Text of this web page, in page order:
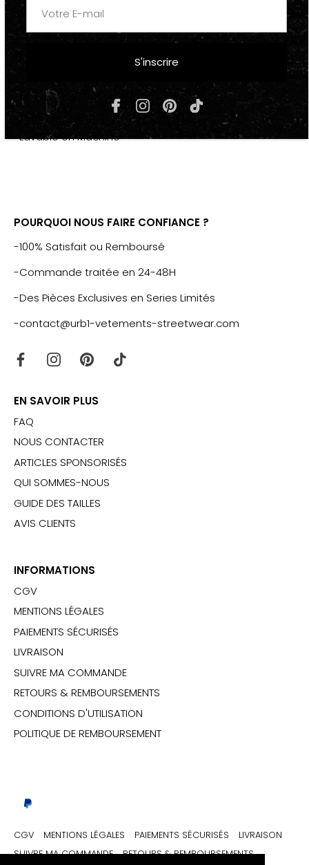
-Disponible en plusieurs coloris
COMPOSITION & ENTRETIEN
-Synthétique
-Lavable en Machine
S'inscrire
POURQUOI NOUS FAIRE CONFIANCE ?
-100% Satisfait ou Remboursé
-Commande traitée en 24-48H
-Des Pièces Exclusives en Series Limités
-contact@urb1-vetements-streetwear.com
EN SAVOIR PLUS
FAQ
NOUS CONTACTER
ARTICLES SPONSORISÉS
QUI SOMMES-NOUS
GUIDE DES TAILLES
AVIS CLIENTS
INFORMATIONS
CGV
MENTIONS LÉGALES
PAIEMENTS SÉCURISÉS
LIVRAISON
SUIVRE MA COMMANDE
RETOURS & REMBOURSEMENTS
CONDITIONS D'UTILISATION
POLITIQUE DE REMBOURSEMENT
CGV MENTIONS LÉGALES PAIEMENTS SÉCURISÉS
LIVRAISON
SUIVRE MA COMMANDE
RETOURS & REMBOURSEMENTS